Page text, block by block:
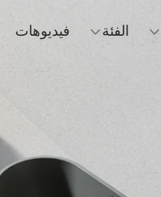
الفئة فيديوهات